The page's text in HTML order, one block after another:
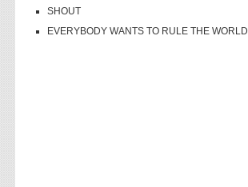
SHOUT
EVERYBODY WANTS TO RULE THE WORLD